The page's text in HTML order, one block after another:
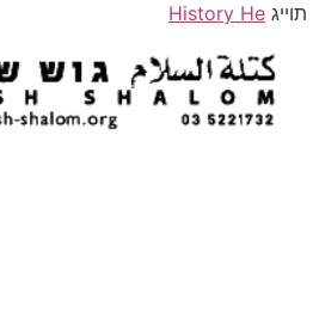
תוייג History He